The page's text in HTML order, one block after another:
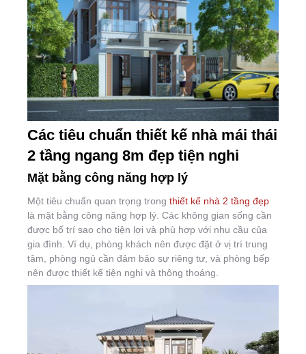
Các tiêu chuẩn thiết kế nhà mái thái
2 tầng ngang 8m đẹp tiện nghi
Mặt bằng công năng hợp lý
Một tiêu chuẩn quan trọng trong thiết kế nhà 2 tầng đẹp
là mặt bằng công năng hợp lý. Các không gian sống cần
được bố trí sao cho tiện lợi và phù hợp với nhu cầu của
gia đình. Ví dụ, phòng khách nên được đặt ở vị trí trung
tâm, phòng ngủ cần đảm bảo sự riêng tư, và phòng bếp
nên được thiết kế tiện nghi và thông thoáng.